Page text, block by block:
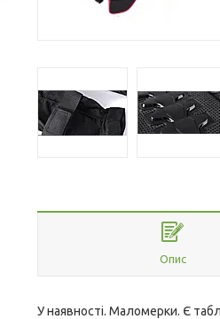
Опис
У наявності. Маломерки. Є